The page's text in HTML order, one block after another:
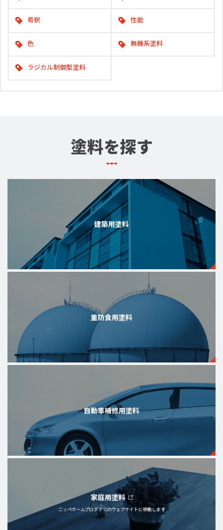
希釈 性能
色 無機系塗料
ラジカル制御型塗料
塗料を探す
建築用塗料
重防食用塗料
自動車補修用塗料
家庭用塗料
ニッペホームプロダクツのウェブサイトに移動します